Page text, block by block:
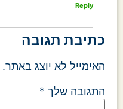
Reply
כתיבת תגובה
האימייל לא יוצג באתר.
התגובה שלך *